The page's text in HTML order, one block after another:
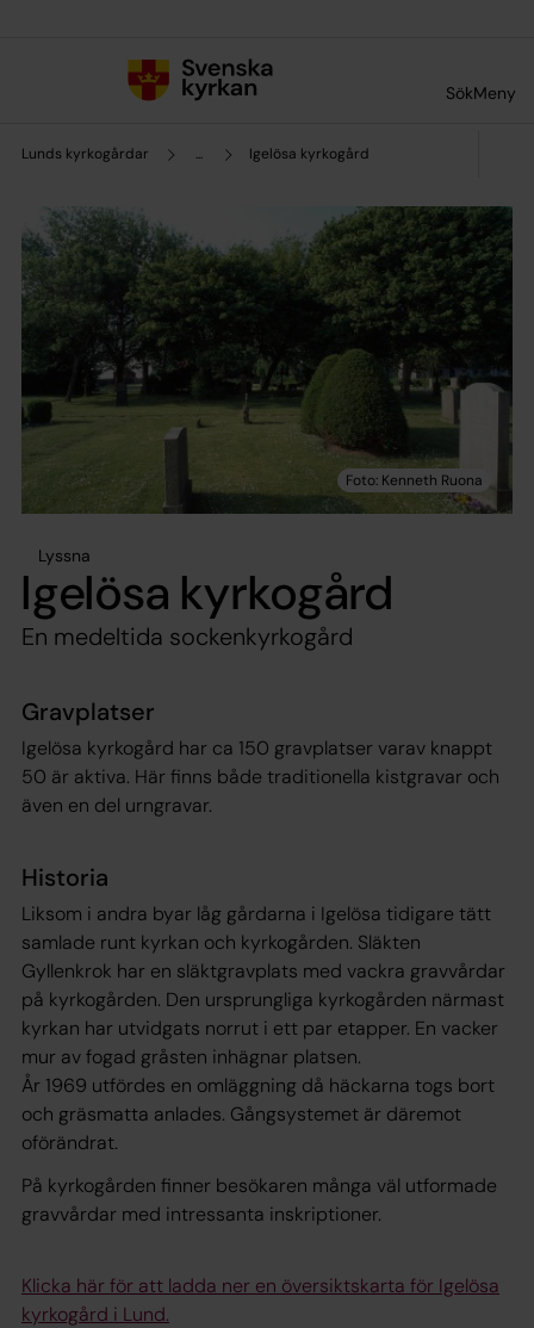
SökMeny
Lunds kyrkogårdar ... Igelösa kyrkogård
Lyssna
Igelösa kyrkogård
En medeltida sockenkyrkogård
Gravplatser
Igelösa kyrkogård har ca 150 gravplatser varav knappt
50 är aktiva. Här finns både traditionella kistgravar och
även en del urngravar.
Historia
Liksom i andra byar låg gårdarna i Igelösa tidigare tätt
samlade runt kyrkan och kyrkogården. Släkten
Gyllenkrok har en släktgravplats med vackra gravvårdar
på kyrkogården. Den ursprungliga kyrkogården närmast
kyrkan har utvidgats norrut i ett par etapper. En vacker
mur av fogad gråsten inhägnar platsen.
År 1969 utfördes en omläggning då häckarna togs bort
och gräsmatta anlades. Gångsystemet är däremot
oförändrat.
På kyrkogården finner besökaren många väl utformade
gravvårdar med intressanta inskriptioner.
Klicka här för att ladda ner en översiktskarta för Igelösa
kyrkogård i Lund.